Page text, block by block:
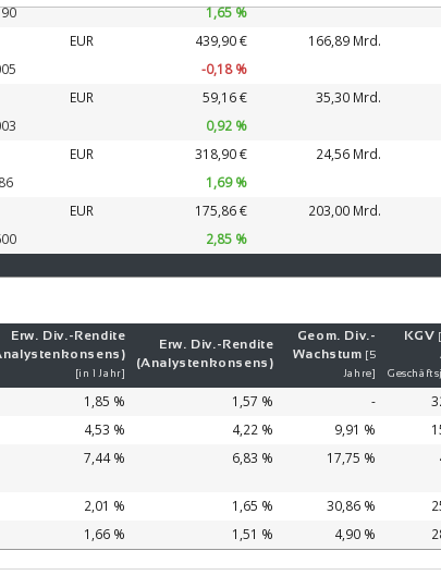
1,65 %
EUR 439,90 € 166,89 Mrd.
-0,18 %
EUR 59,16 € 35,30 Mrd.
0,92 %
EUR 318,90 € 24,56 Mrd.
1,69 %
EUR 175,86 € 203,00 Mrd.
2,85 %
Erw. Div.- Ren­di­te
[in 1 Jahr]
Erw. Div.- Ren­di­te
(Analystenkonsens)
Geom. Div.-
Wachs­tum [5
Jahre]
KGV
1,85 % 1,57 % -
4,53 % 4,22 % 9,91 %
7,44 % 6,83 % 17,75 %
2,01 % 1,65 % 30,86 %
1,66 % 1,51 % 4,90 %